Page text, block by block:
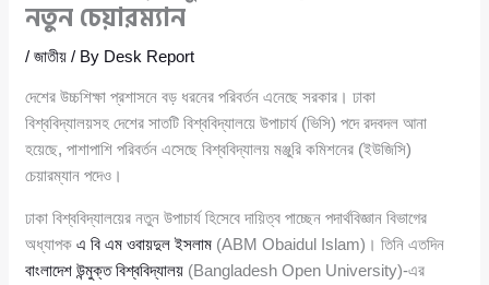
নতুন চেয়ারম্যান
/জাতীয় / By Desk Report
দেশের উচ্চশিক্ষা প্রশাসনে বড় ধরনের পরিবর্তন এনেছে সরকার। ঢাকা
বিশ্ববিদ্যালয়সহ দেশের সাতটি বিশ্ববিদ্যালয়ে উপাচার্য (ভিসি) পদে রদবদল আনা
হয়েছে, পাশাপাশি পরিবর্তন এসেছে বিশ্ববিদ্যালয় মঞ্জুরি কমিশনের (ইউজিসি)
চেয়ারম্যান পদেও।
ঢাকা বিশ্ববিদ্যালয়ের নতুন উপাচার্য হিসেবে দায়িত্ব পাচ্ছেন পদার্থবিজ্ঞান বিভাগের
অধ্যাপকএ বি এম ওবায়দুল ইসলাম (ABM Obaidul Islam)। তিনি এতদিন
বাংলাদেশ উন্মুক্ত বিশ্ববিদ্যালয় (Bangladesh Open University)-এর